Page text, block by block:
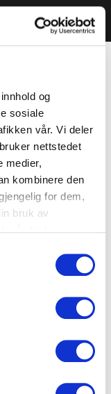
og
sosiale
vår. Vi deler
nettstedet
medier,
kombinere den
for dem,
bruk av